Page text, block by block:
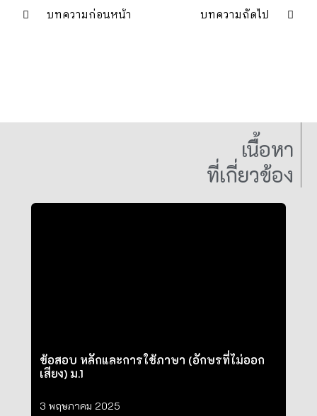
บทความก่อนหน้า บทความถัดไป
เนื้อหา
ที่เกี่ยวข้อง
ข้อสอบ หลักและการใช้ภาษา (อักษรที่ไม่ออก
เสียง) ม.1
3 พฤษภาคม 2025